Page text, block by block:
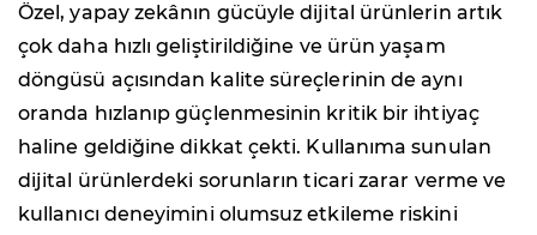
Özel, yapay zekânın gücüyle dijital ürünlerin artık
çok daha hızlı geliştirildiğine ve ürün yaşam
döngüsü açısından kalite süreçlerinin de aynı
oranda hızlanıp güçlenmesinin kritik bir ihtiyaç
haline geldiğine dikkat çekti. Kullanıma sunulan
dijital ürünlerdeki sorunların ticari zarar verme ve
kullanıcı deneyimini olumsuz etkileme riskini